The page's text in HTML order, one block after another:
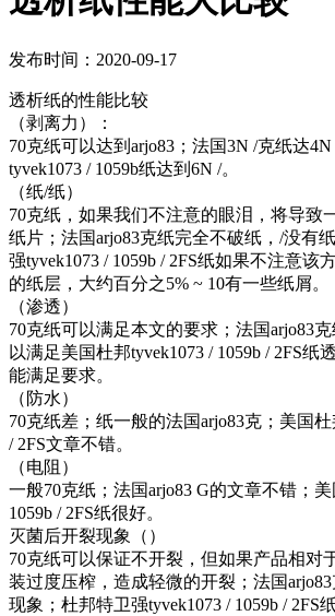
发布时间：2020-09-17
透析纸的性能比较
（剥离力）：
70克纸可以达到arjo83；法国3N /克纸达
tyvek1073 / 1059b纸达到6N /。
（纸/纸）
70克纸，如果我们不注意的眼泪，将导致
纸片；法国arjo83克纸完全不破纸，/没有
强tyvek1073 / 1059b / 2FS纸如果不注意该
的纸层，大约百分之5% ~ 10有一些纸屑。
（渗透）
70克纸可以满足本文的要求；法国arjo83
以满足美国杜邦tyvek1073 / 1059b / 2FS纸
能满足要求。
（防水）
70克纸差；纸一般的法国arjo83克；美国杜
/ 2FS文章不错。
（电阻）
一般70克纸；法国arjo83 G的文章不错；美
1059b / 2FS纸很好。
灭菌后开裂现象（）
70克纸可以保证不开裂，但如果产品相对
装过度压榨，造成轻微的开裂；法国
现象；杜邦特卫强tyvek1073 / 1059b / 2FS